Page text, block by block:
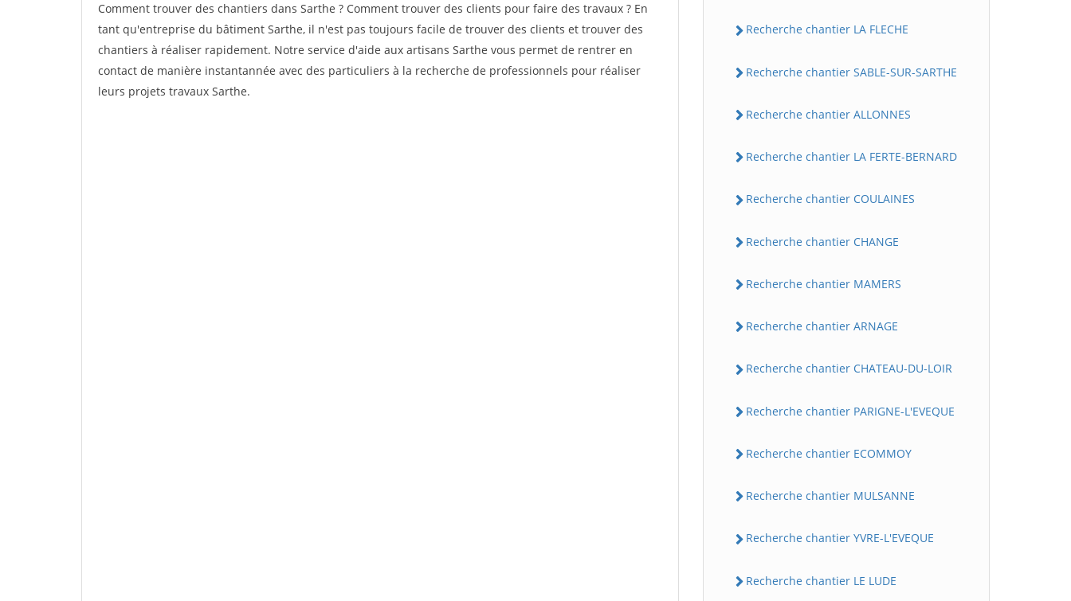
Comment trouver des chantiers dans Sarthe ? Comment trouver des clients pour faire des travaux ? En
tant qu'entreprise du bâtiment Sarthe, il n'est pas toujours facile de trouver des clients et trouver des
chantiers à réaliser rapidement. Notre service d'aide aux artisans Sarthe vous permet de rentrer en
contact de manière instantannée avec des particuliers à la recherche de professionnels pour réaliser
leurs projets travaux Sarthe.
Recherche chantier LA FLECHE
Recherche chantier SABLE-SUR-SARTHE
Recherche chantier ALLONNES
Recherche chantier LA FERTE-BERNARD
Recherche chantier COULAINES
Recherche chantier CHANGE
Recherche chantier MAMERS
Recherche chantier ARNAGE
Recherche chantier CHATEAU-DU-LOIR
Recherche chantier PARIGNE-L'EVEQUE
Recherche chantier ECOMMOY
Recherche chantier MULSANNE
Recherche chantier YVRE-L'EVEQUE
Recherche chantier LE LUDE